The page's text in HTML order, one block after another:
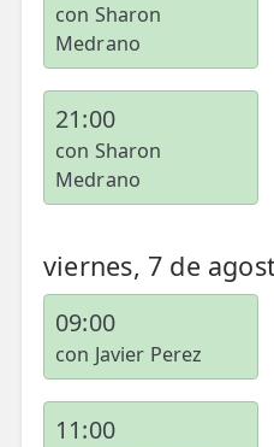
📍 Barrio del Pilar
📍 Chamberí - Centro
📍 Barrio Salamanca
📍 Carabanchel - Usera
📍 Getafe
TIENDA
🛍️ Tienda Bonos
🛍️ Tienda Productos
con Sharon
Medrano
21:00
con Sharon
Medrano
viernes, 7 de
09:00
con Javier Perez
11:00